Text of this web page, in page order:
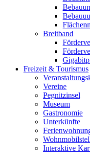
Breitband
Freizeit & Tourismus
Vereine
Pegnitzinsel
Museum
Gastronomie
Unterkünfte
Interaktive